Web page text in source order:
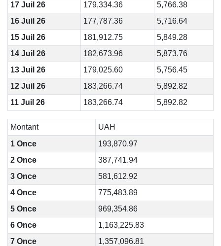
17 Juil 26
179,334.36
5,766.38
16 Juil 26
177,787.36
5,716.64
15 Juil 26
181,912.75
5,849.28
14 Juil 26
182,673.96
5,873.76
13 Juil 26
179,025.60
5,756.45
12 Juil 26
183,266.74
5,892.82
11 Juil 26
183,266.74 5,892.82
Montant
UAH
1 Once
193,870.97
2 Once
387,741.94
3 Once
581,612.92
4 Once
775,483.89
5 Once
969,354.86
6 Once
1,163,225.83
7 Once
1,357,096.81